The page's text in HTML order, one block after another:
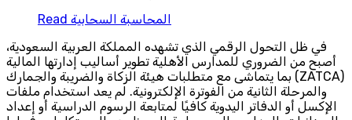
Read المحاسبة السحابية
في ظل التحول الرقمي الذي تشهده المملكة العربية السعودية،
أصبح من الضروري للمدارس الأهلية تطوير أساليب إدارتها المالية
بما يتماشى مع متطلبات هيئة الزكاة والضريبة والجمارك (ZATCA)
والمرحلة الثانية من الفوترة الإلكترونية. لم يعد استخدام ملفات
الإكسل أو الدفاتر اليدوية كافيًا لمتابعة الرسوم الدراسية أو إعداد